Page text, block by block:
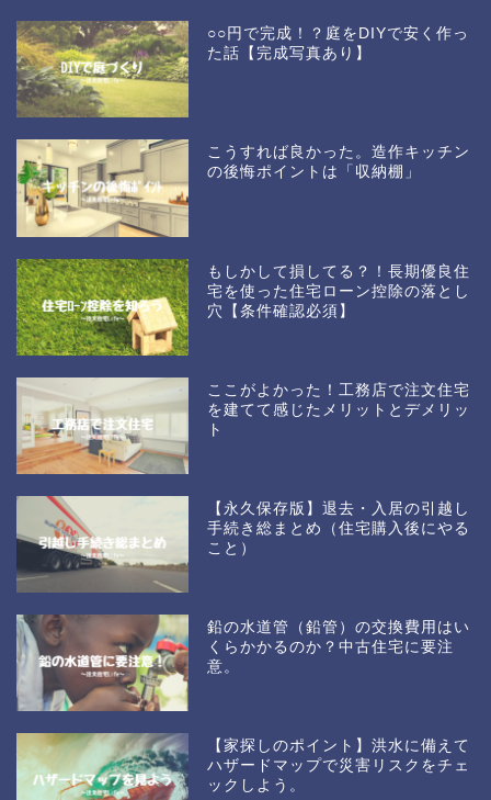
○○円で完成！？庭をDIYで安く作っ
た話【完成写真あり】
こうすれば良かった。造作キッチン
の後悔ポイントは「収納棚」
もしかして損してる？！長期優良住
宅を使った住宅ローン控除の落とし
穴【条件確認必須】
ここがよかった！工務店で注文住宅
を建てて感じたメリットとデメリッ
ト
【永久保存版】退去・入居の引越し
手続き総まとめ（住宅購入後にやる
こと）
鉛の水道管（鉛管）の交換費用はい
くらかかるのか？中古住宅に要注
意。
【家探しのポイント】洪水に備えて
ハザードマップで災害リスクをチェ
ックしよう。